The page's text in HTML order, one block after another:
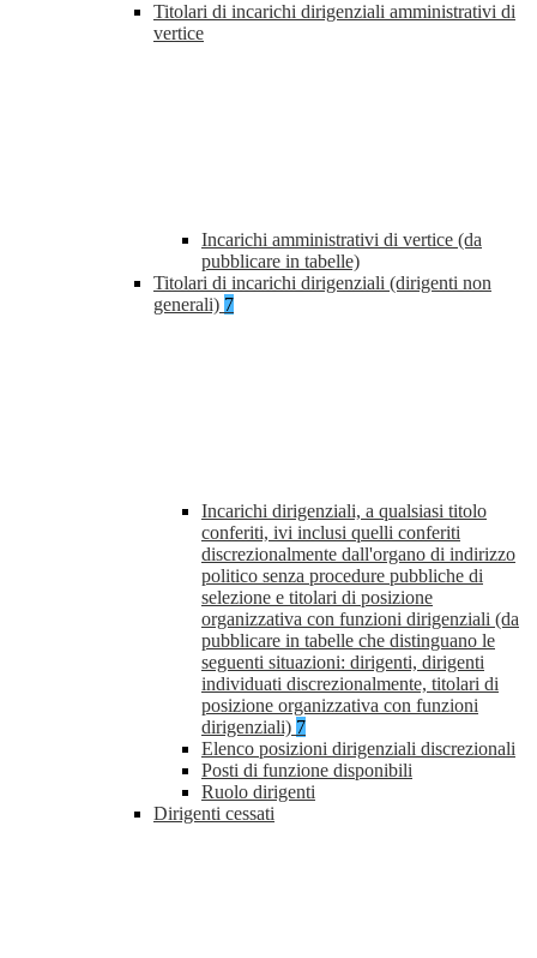
Titolari di incarichi dirigenziali amministrativi di
vertice
Incarichi amministrativi di vertice (da
pubblicare in tabelle)
Titolari di incarichi dirigenziali (dirigenti non
generali) 7
Incarichi dirigenziali, a qualsiasi titolo
conferiti, ivi inclusi quelli conferiti
discrezionalmente dall'organo di indirizzo
politico senza procedure pubbliche di
selezione e titolari di posizione
organizzativa con funzioni dirigenziali (da
pubblicare in tabelle che distinguano le
seguenti situazioni: dirigenti, dirigenti
individuati discrezionalmente, titolari di
posizione organizzativa con funzioni
dirigenziali) 7
Elenco posizioni dirigenziali discrezionali
Posti di funzione disponibili
Ruolo dirigenti
Dirigenti cessati